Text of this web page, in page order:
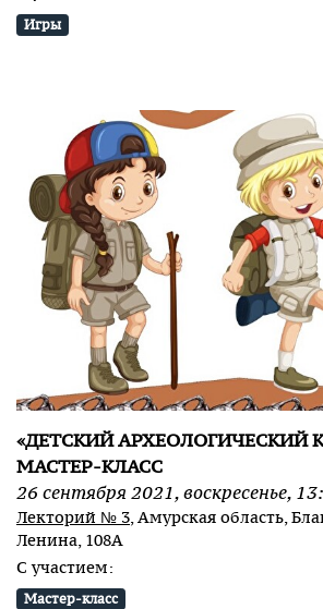
Игры
«ДЕТСКИЙ АРХЕОЛОГИЧЕСКИЙ
МАСТЕР-КЛАСС
26сентября 2021,воскресенье,
Лекторий № 3, Амурская область,
Ленина, 108А
С участием:
Мастер-класс